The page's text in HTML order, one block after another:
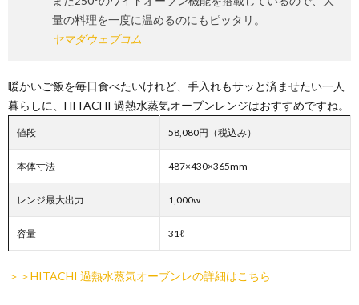
量の料理を一度に温めるのにもピッタリ。
ヤマダウェブコム
暖かいご飯を毎日食べたいけれど、手入れもサッと済ませたい一人
暮らしに、HITACHI 過熱水蒸気オーブンレンジはおすすめですね。
値段 58,080円（税込み）
本体寸法 487×430×365mm
レンジ最大出力 1,000w
容量 31ℓ
＞＞HITACHI 過熱水蒸気オーブンレの詳細はこちら